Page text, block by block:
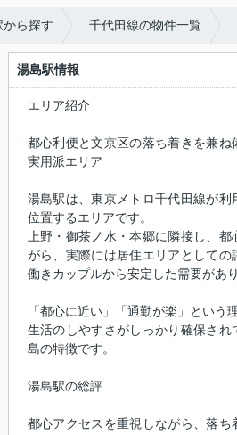
ら探す 千代田線の物件一覧
湯島駅情報
エリア紹介
都心利便と文京区の落ち着きを兼ね
実用派エリア
湯島駅は、東京メトロ千代田線が利
位置するエリアです。
上野・御茶ノ水・本郷に隣接し、
がら、実際には居住エリアとしての
働きカップルから安定した需要があり
「都心に近い」「通勤が楽」という
生活のしやすさがしっかり確保され
島の特徴です。
湯島駅の総評
都心アクセスを重視しながら、落ち